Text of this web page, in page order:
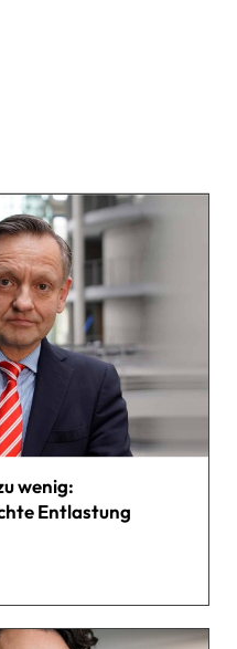
wenig:
Entlastung